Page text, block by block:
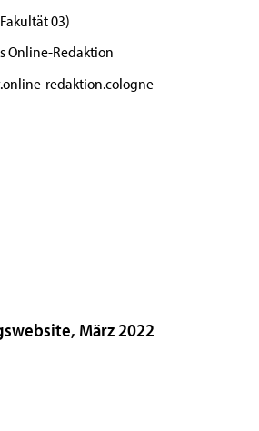
03)
Online-Redaktion
redaktion.cologne
März 2022